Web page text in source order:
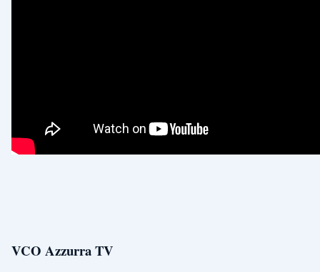
VCO Azzurra TV